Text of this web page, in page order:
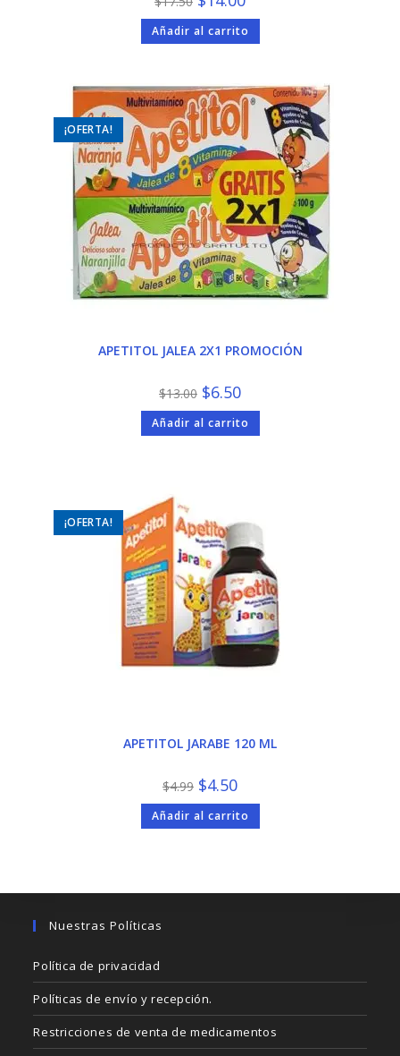
precio
original
era:
$17.50.
precio
actual
es:
$14.00.
Añadir al carrito
¡OFERTA!
APETITOL JALEA 2X1 PROMOCIÓN
$13.00 El
precio
original
era:
$13.00.
$6.50El
actual
es:
$6.50.
Añadir al carrito
¡OFERTA!
APETITOL JARABE 120 ML
$4.99 El
precio
original
era:
$4.99.
$4.50El
precio
actual
es:
$4.50.
Añadir al carrito
Nuestras Políticas
Política de privacidad
Políticas de envío y recepción.
Restricciones de venta de medicamentos